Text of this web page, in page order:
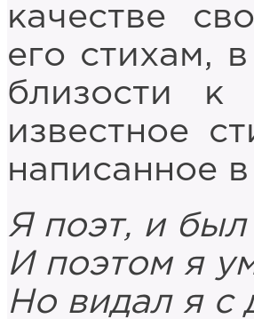
качестве
его стихам,
близости к
известное
написанное
Я поэт, и был
И поэтом я
Но видал я с